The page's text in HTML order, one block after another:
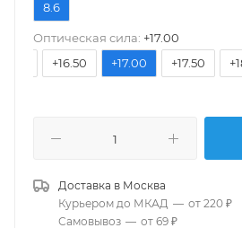
8.6
Оптическая сила: +17.00
+16.50 +17.00 +17.50
Доставка в Москва
Курьером до МКАД — от 220 ₽
Самовывоз — от 69 ₽